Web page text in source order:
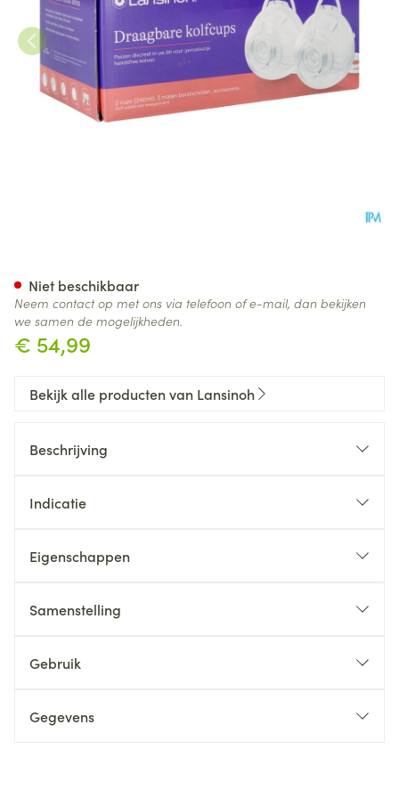
€ 54,99
Niet beschikbaar
Neem contact op met ons via telefoon of e-mail, dan bekijken
we samen de mogelijkheden.
Bekijk alle producten van Lansinoh
Beschrijving
Indicatie
Eigenschappen
Samenstelling
Gebruik
Gegevens